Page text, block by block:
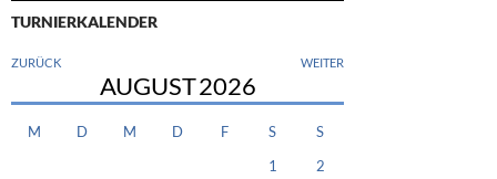
TURNIERKALENDER
ZURÜCK WEITER
AUGUST2026
M D M D F S S
1
2